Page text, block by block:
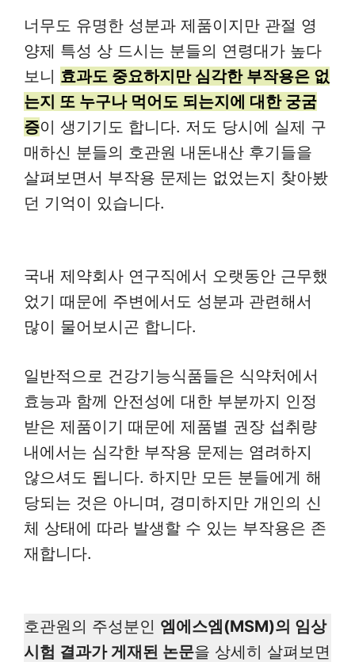
너무도 유명한 성분과 제품이지만 관절 영
양제 특성 상 드시는 분들의 연령대가 높다
보니 효과도 중요하지만 심각한 부작용은 없
는지 또 누구나 먹어도 되는지에 대한 궁굼
증이 생기기도 합니다. 저도 당시에 실제 구
매하신 분들의 호관원 내돈내산 후기들을
살펴보면서 부작용 문제는 없었는지 찾아봤
던 기억이 있습니다.
국내 제약회사 연구직에서 오랫동안 근무했
었기 때문에 주변에서도 성분과 관련해서
많이 물어보시곤 합니다.
일반적으로 건강기능식품들은 식약처에서
효능과 함께 안전성에 대한 부분까지 인정
받은 제품이기 때문에 제품별 권장 섭취량
내에서는 심각한 부작용 문제는 염려하지
않으셔도 됩니다. 하지만 모든 분들에게 해
당되는 것은 아니며, 경미하지만 개인의 신
체 상태에 따라 발생할 수 있는 부작용은 존
재합니다.
호관원의 주성분인 엠에스엠(MSM)의 임상
시험 결과가 게재된 논문을 상세히 살펴보면